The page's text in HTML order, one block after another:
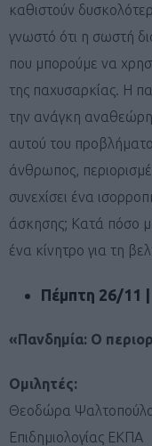
καθιστούν
γνωστό ότι η σωστή
που μπορούμε να
της παχυσαρκίας. Η
την ανάγκη
αυτού του
άνθρωπος,
συνεχίσει ένα
άσκησης; Κατά πόσο
ένα κίνητρο για τη
Πέμπτη 26/11
«Πανδημία: Ο
Ομιλητές:
Θεοδώρα
Επιδημιολογίας ΕΚΠΑ